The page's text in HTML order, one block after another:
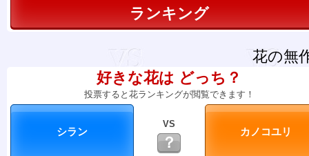
ランキング
花の無
好きな花は どっち？
投票すると花ランキングが閲覧できます！
VS
？